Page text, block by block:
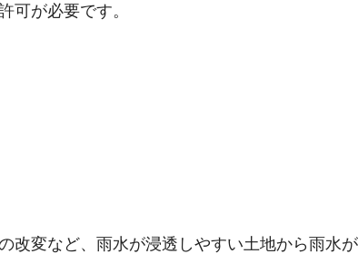
可が必要です。
改変など、雨水が浸透しやすい土地から雨水